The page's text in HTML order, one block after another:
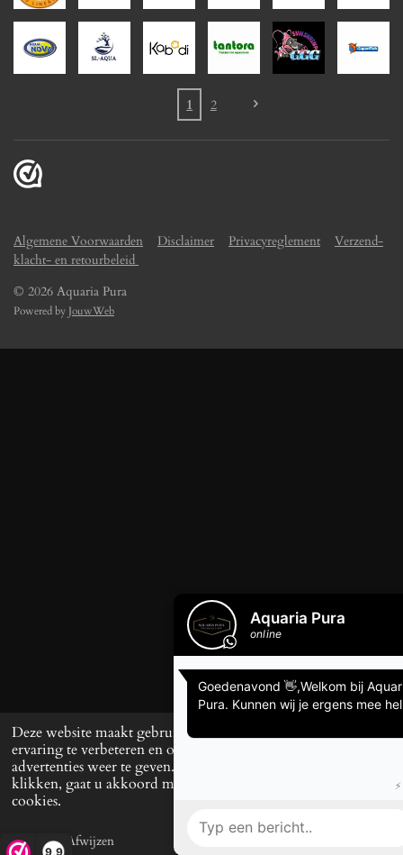
Deze website maakt gebruik van cookies om uw
ervaring te verbeteren en op maat gemaakte
advertenties weer te geven. Door op ‘Accepteren’ te
klikken, gaat u akkoord met het gebruik van alle
cookies.
Afwijzen
9,9
1 2
Algemene Voorwaarden Disclaimer Privacyreglement
Verzend-
klacht- en retourbeleid
© 2026 Aquaria Pura
Powered by JouwWeb
E-mailadres Telefoonnummer